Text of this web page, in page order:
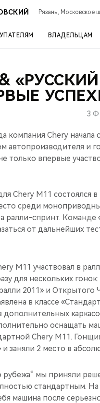
Рязань, Московское
ВЛАДЕЛЬЦАМ
&
3
компания Chery
автопроизводителя
только впервые
Chery M11 состоялся
среди
ралли-спринт. Команде
от дальнейших
M11 участвовал в
для нескольких
2011» и
в классе
дополнительных
оснащать
Chery М11.
и заняли 2 место в
рубежа“ мы приняли
стандартным.
машина после